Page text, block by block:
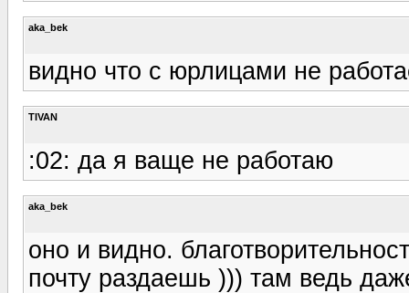
aka_bek
видно что с юрлицами не
TIVAN
:02: да я ваще не работаю
aka_bek
оно и видно.
почту раздаешь ))) там ведь